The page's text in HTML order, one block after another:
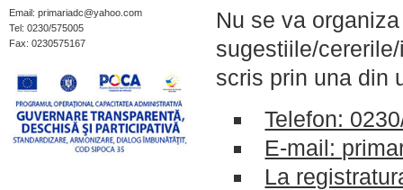
Email: primariadc@yahoo.com
Tel: 0230/575005
Fax: 0230575167
Nu se va
sugestiile/
scris prin una din
Telefon:
E-mail:
La